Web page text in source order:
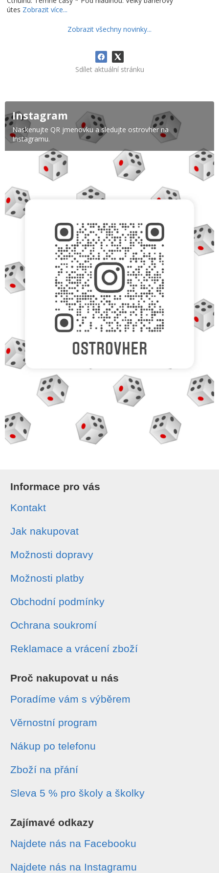
útes Zobrazit více...
Zobrazit všechny novinky...
Sdílet aktuální stránku
Instagram
Naskenujte QR jmenovku a sledujte ostrovher na
Instagramu.
Informace pro vás
Kontakt
Jak nakupovat
Možnosti dopravy
Možnosti platby
Obchodní podmínky
Ochrana soukromí
Reklamace a vrácení zboží
Proč nakupovat u nás
Poradíme vám s výběrem
Věrnostní program
Nákup po telefonu
Zboží na přání
Sleva 5 % pro školy a školky
Zajímavé odkazy
Najdete nás na Facebooku
Najdete nás na Instagramu